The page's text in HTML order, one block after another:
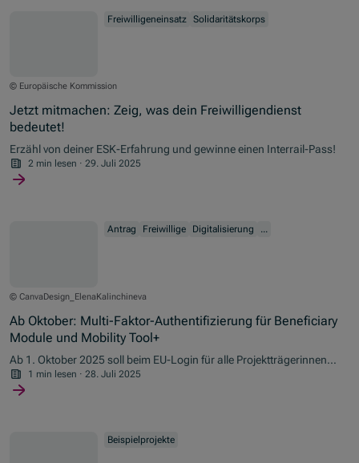
© Europäische Kommission
Freiwilligeneinsatz Solidaritätskorps
Jetzt mitmachen: Zeig, was dein Freiwilligendienst
bedeutet!
Erzähl von deiner ESK-Erfahrung und gewinne einen Interrail-Pass!
2 min lesen · 29. Juli 2025
© CanvaDesign_ElenaKalinchineva
Antrag Freiwillige Digitalisierung ...
Ab Oktober: Multi-Faktor-Authentifizierung für Beneficiary
Module und Mobility Tool+
Ab 1. Oktober 2025 soll beim EU-Login für alle Projektträgerinnen
und Projektträger eine Multi-Faktor-Authentifizierung erforderlich
sein.
1 min lesen · 28. Juli 2025
Beispielprojekte